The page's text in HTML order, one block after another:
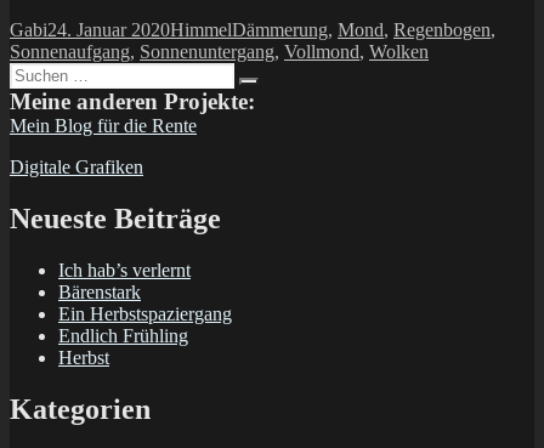
Autor
GabiVeröffentlicht
am
24. Januar 2020Kategorien
HimmelSchlagwörter
Dämmerung, Mond, Regenbogen,
Sonnenaufgang, Sonnenuntergang, Vollmond, Wolken
Suchen
nach:
Meine anderen Projekte:
Mein Blog für die Rente
Digitale Grafiken
Neueste Beiträge
Ich hab’s verlernt
Bärenstark
Ein Herbstspaziergang
Endlich Frühling
Herbst
Kategorien